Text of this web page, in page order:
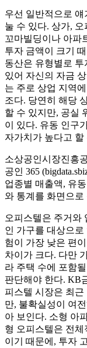
우선 일반적으로
눌 수 있다. 상가,
꼬마빌딩이나 아파
투자 금액이 크기
동산은 유형별로
있어 자신의 자금
는 주로 상업 지역
조다. 당연히 해당
할 수 있지만, 공실
이 있다. 유동 인구
자가치가 높다고 할
소상공인시장진흥
공인 365
업종별 매출액, 유
와 통계를 화면으로
오피스텔은 주거와
인 가구를 대상으로
험이 가장 낮은 편
차이가 크다. 다만
라 주택 수에 포함
판단해야 한다. KB
피스텔 시장은 최근
만, 불확실성이 여
아 보인다. 소형 아
형 오피스텔은 전
이기 때문에, 투자